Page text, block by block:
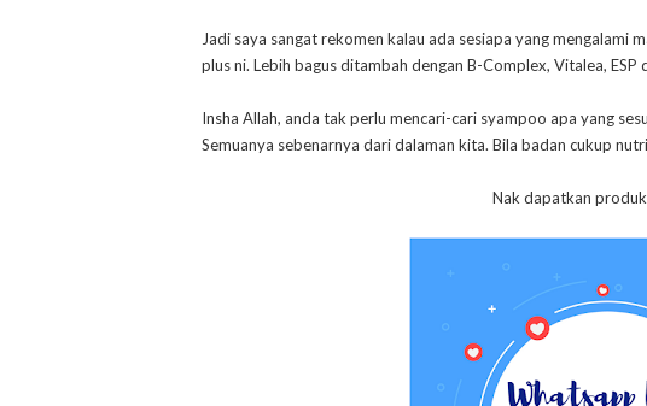
Jadi saya sangat rekomen kalau ada sesiapa yang mengalami
plus ni. Lebih bagus ditambah dengan B-Complex, Vitalea, ESP
Insha Allah, anda tak perlu mencari-cari syampoo apa yang
Semuanya sebenarnya dari dalaman kita. Bila badan cukup
Nak dapatkan produk